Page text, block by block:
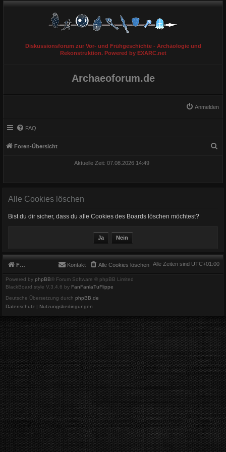
Diskussionsforum zur Vor- und Frühgeschichte - Archäologie und
Rekonstruktion. Powered by EXARC.net
Archaeoforum.de
Anmelden
FAQ
Foren-Übersicht
Aktuelle Zeit: 07.08.2026 14:49
Alle Cookies löschen
Bist du dir sicher, dass du alle Cookies des Boards löschen möchtest?
Foren-Übersicht Alle Zeiten sind UTC+01:00
Alle Cookies löschen
Kontakt
Powered by phpBB® Forum Software © phpBB Limited
BlackBoard style V.3.4.6 by FanFanlaTuFlippe
Deutsche Übersetzung durch phpBB.de
Datenschutz | Nutzungsbedingungen